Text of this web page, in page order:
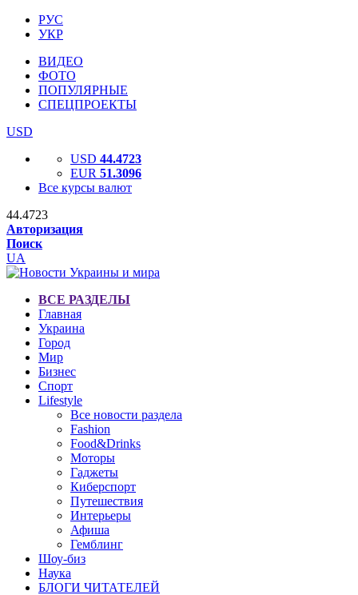
РУС
УКР
ВИДЕО
ФОТО
ПОПУЛЯРНЫЕ
СПЕЦПРОЕКТЫ
USD
USD 44.4723
EUR 51.3096
Все курсы валют
44.4723
Авторизация
Поиск
UA
ВСЕ РАЗДЕЛЫ
Главная
Украина
Город
Мир
Бизнес
Спорт
Lifestyle
Все новости раздела
Fashion
Food&Drinks
Моторы
Гаджеты
Киберспорт
Путешествия
Интерьеры
Афиша
Гемблинг
Шоу-биз
Наука
БЛОГИ ЧИТАТЕЛЕЙ